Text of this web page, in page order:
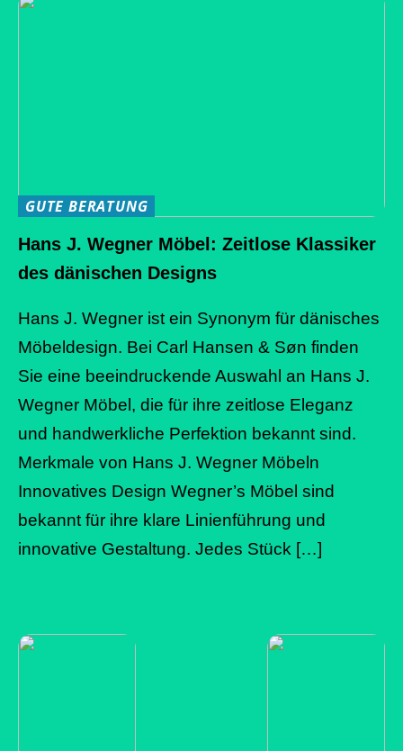
GUTE BERATUNG
Hans J. Wegner Möbel: Zeitlose Klassiker
des dänischen Designs
Hans J. Wegner ist ein Synonym für dänisches
Möbeldesign. Bei Carl Hansen & Søn finden
Sie eine beeindruckende Auswahl an Hans J.
Wegner Möbel, die für ihre zeitlose Eleganz
und handwerkliche Perfektion bekannt sind.
Merkmale von Hans J. Wegner Möbeln
Innovatives Design Wegner’s Möbel sind
bekannt für ihre klare Linienführung und
innovative Gestaltung. Jedes Stück […]